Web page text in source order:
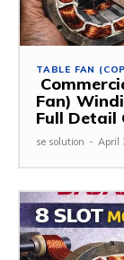
TABLE FAN
Fan)
Full Detail
se solution - April